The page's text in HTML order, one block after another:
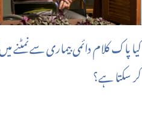
کیا پاک کلام دائمی بیماری سے نمٹنے
کر سکتا ہے؟‏